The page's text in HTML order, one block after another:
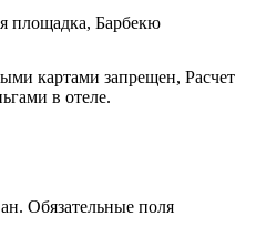
площадка, Барбекю
картами запрещен, Расчет
в отеле.
Обязательные поля